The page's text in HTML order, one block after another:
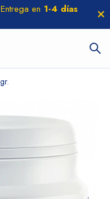
Entrega en 1-4 días